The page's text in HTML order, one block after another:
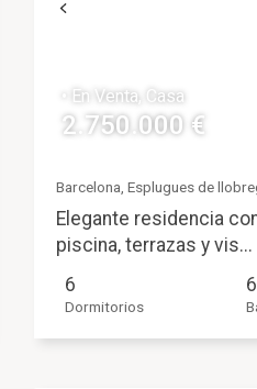
• En Venta, Casa
2.750.000 €
Barcelona, Esplugues de
Elegante residencia
piscina, terrazas y vis...
6
Dormitorios
6